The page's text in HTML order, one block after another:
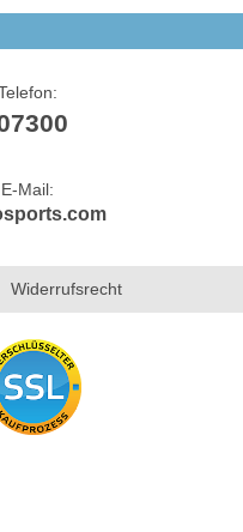
Mail:
Widerrufsrecht